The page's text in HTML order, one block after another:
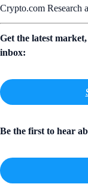
Crypto.com Research
Get the latest
inbox:
Be the first to hear